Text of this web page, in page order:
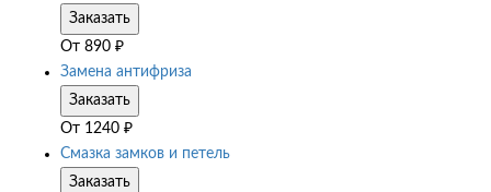
Заказать
От 890 ₽
Замена антифриза
Заказать
От 1240 ₽
Смазка замков и петель
Заказать